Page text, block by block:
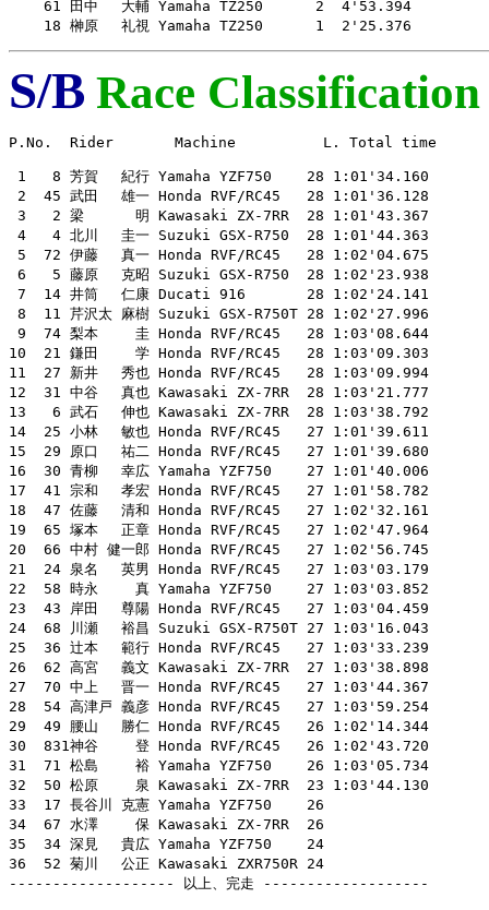
    61 田中　 大輔 Yamaha TZ250      2  4'53.394
    18 榊原　 礼視 Yamaha TZ250      1  2'25.376
S/B Race Classification
P.No.  Rider       Machine          L. Total time
1   8 芳賀　 紀行 Yamaha YZF750    28 1:01'34.160
2  45 武田　 雄一 Honda RVF/RC45   28 1:01'36.128
3   2 梁　　　 明 Kawasaki ZX-7RR  28 1:01'43.367
4   4 北川　 圭一 Suzuki GSX-R750  28 1:01'44.363
5  72 伊藤　 真一 Honda RVF/RC45   28 1:02'04.675
6   5 藤原　 克昭 Suzuki GSX-R750  28 1:02'23.938
7  14 井筒　 仁康 Ducati 916       28 1:02'24.141
8  11 芹沢太 麻樹 Suzuki GSX-R750T 28 1:02'27.996
9  74 梨本　　 圭 Honda RVF/RC45   28 1:03'08.644
10  21 鎌田　　 学 Honda RVF/RC45   28 1:03'09.303
11  27 新井　 秀也 Honda RVF/RC45   28 1:03'09.994
12  31 中谷　 真也 Kawasaki ZX-7RR  28 1:03'21.777
13   6 武石　 伸也 Kawasaki ZX-7RR  28 1:03'38.792
14  25 小林　 敏也 Honda RVF/RC45   27 1:01'39.611
15  29 原口　 祐二 Honda RVF/RC45   27 1:01'39.680
16  30 青柳　 幸広 Yamaha YZF750    27 1:01'40.006
17  41 宗和　 孝宏 Honda RVF/RC45   27 1:01'58.782
18  47 佐藤　 清和 Honda RVF/RC45   27 1:02'32.161
19  65 塚本　 正章 Honda RVF/RC45   27 1:02'47.964
20  66 中村 健一郎 Honda RVF/RC45   27 1:02'56.745
21  24 泉名　 英男 Honda RVF/RC45   27 1:03'03.179
22  58 時永　　 真 Yamaha YZF750    27 1:03'03.852
23  43 岸田　 尊陽 Honda RVF/RC45   27 1:03'04.459
24  68 川瀬　 裕昌 Suzuki GSX-R750T 27 1:03'16.043
25  36 辻本　 範行 Honda RVF/RC45   27 1:03'33.239
26  62 高宮　 義文 Kawasaki ZX-7RR  27 1:03'38.898
27  70 中上　 晋一 Honda RVF/RC45   27 1:03'44.367
28  54 高津戸 義彦 Honda RVF/RC45   27 1:03'59.254
29  49 腰山　 勝仁 Honda RVF/RC45   26 1:02'14.344
30  831神谷　　 登 Honda RVF/RC45   26 1:02'43.720
31  71 松島　　 裕 Yamaha YZF750    26 1:03'05.734
32  50 松原　　 泉 Kawasaki ZX-7RR  23 1:03'44.130
33  17 長谷川 克憲 Yamaha YZF750    26
34  67 水澤　　 保 Kawasaki ZX-7RR  26
35  34 深見　 貴広 Yamaha YZF750    24
36  52 菊川　 公正 Kawasaki ZXR750R 24
------------------- 以上、完走 -------------------